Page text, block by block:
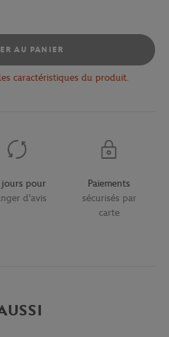
AU PANIER
caractéristiques du produit.
pour
d'avis
Paiements
sécurisés par
carte